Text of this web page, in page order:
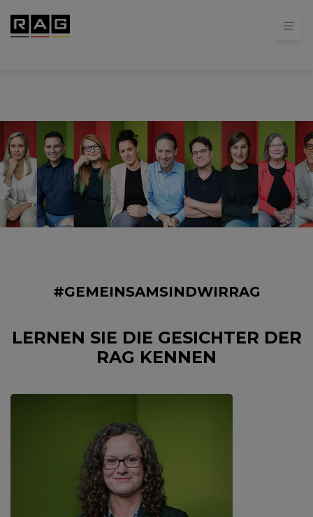
#GEMEINSAMSINDWIRRAG
LERNEN SIE DIE GESICHTER DER
RAG KENNEN